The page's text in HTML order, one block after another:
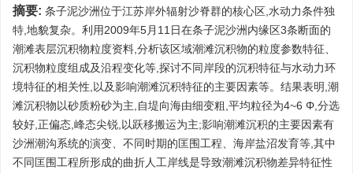
摘要: 条子泥沙洲位于江苏岸外辐射沙脊群的核心区,水动力条件独
特,地貌复杂。利用2009年5月11日在条子泥沙洲内缘区3条断面的
潮滩表层沉积物粒度资料,分析该区域潮滩沉积物的粒度参数特征、
沉积物粒度组成及沿程变化等,探讨不同岸段的沉积特征与水动力环
境特征的相关性,以及影响潮滩沉积特征的主要因素等。结果表明,潮
滩沉积物以砂质粉砂为主,自堤向海由细变粗,平均粒径为4~6 Φ,分选
较好,正偏态,峰态尖锐,以跃移搬运为主;影响潮滩沉积的主要因素有
沙洲潮沟系统的演变、不同时期的匡围工程、海岸盐沼发育等,其中
不同匡围工程所形成的曲折人工岸线是导致潮滩沉积物差异特征性